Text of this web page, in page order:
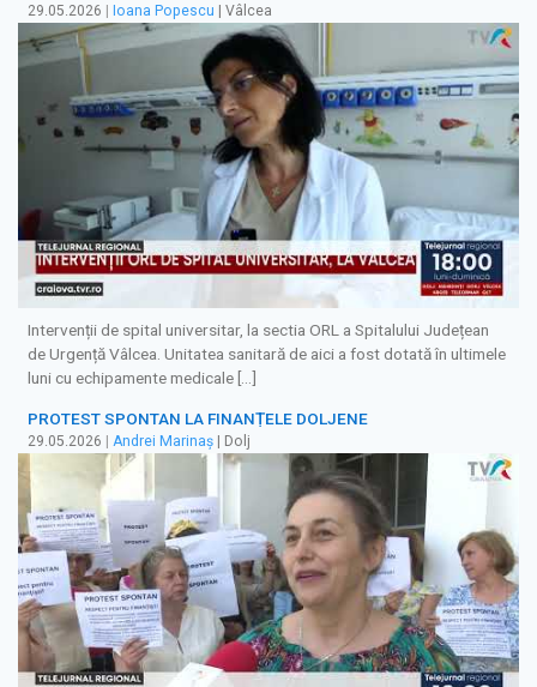
29.05.2026 Ioana Popescu | Vâlcea
Intervenții de spital universitar, la sectia ORL a Spitalului Județean
de Urgență Vâlcea. Unitatea sanitară de aici a fost dotată în ultimele
luni cu echipamente medicale […]
PROTEST SPONTAN LA FINANȚELE DOLJENE
29.05.2026 Andrei Marinaș | Dolj